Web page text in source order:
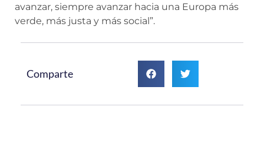
avanzar, siempre avanzar hacia una Europa más
verde, más justa y más social”.
Comparte